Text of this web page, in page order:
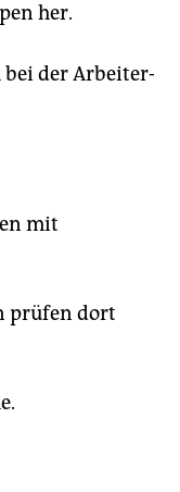
her.
der Arbeiter-
mit
prüfen dort